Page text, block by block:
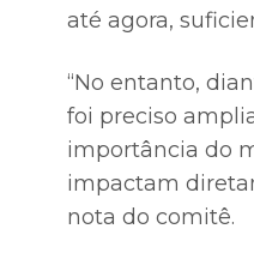
até agora,
“No entanto,
foi preciso
importância do
impactam
nota do comitê.